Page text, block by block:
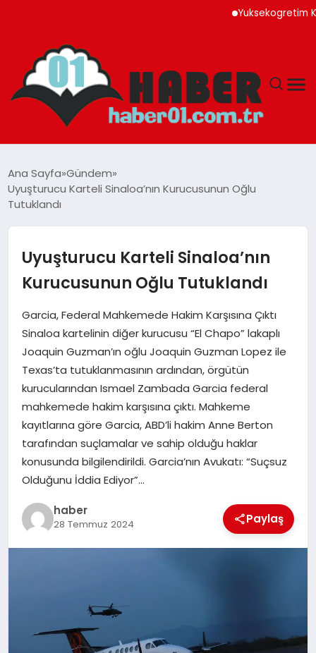
Yuksekogretim
ADANA
GÜNDEM
MAGAZIN
EĞITIM
TEKNOLOJI
Ana Sayfa Gündem
Uyuşturucu Karteli Sinaloa’nın Kurucusunun Oğlu
Tutuklandı
Uyuşturucu Karteli Sinaloa’nın
Kurucusunun Oğlu Tutuklandı
Garcia, Federal Mahkemede Hakim Karşısına Çıktı
Sinaloa kartelinin diğer kurucusu “El Chapo” lakaplı
Joaquin Guzman’ın oğlu Joaquin Guzman Lopez ile
Texas’ta tutuklanmasının ardından, örgütün
kurucularından Ismael Zambada Garcia federal
mahkemede hakim karşısına çıktı. Mahkeme
kayıtlarına göre Garcia, ABD’li hakim Anne Berton
tarafından suçlamalar ve sahip olduğu haklar
konusunda bilgilendirildi. Garcia’nın Avukatı: “Suçsuz
Olduğunu İddia Ediyor”…
haber
28 Temmuz 2024 Paylaş